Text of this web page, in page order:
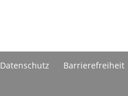
Datenschutz Barrierefreiheit